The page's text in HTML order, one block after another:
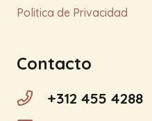
Politica de Privacidad
Contacto
+312 455 4288